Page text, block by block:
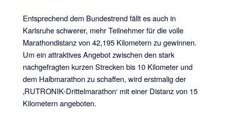
Entsprechend dem Bundestrend fällt es auch in
Karlsruhe schwerer, mehr Teilnehmer für die volle
Marathondistanz von 42,195 Kilometern zu gewinnen.
Um ein attraktives Angebot zwischen den stark
nachgefragten kurzen Strecken bis 10 Kilometer und
dem Halbmarathon zu schaffen, wird erstmalig der
‚RUTRONIK-Drittelmarathon‘ mit einer Distanz von 15
Kilometern angeboten.